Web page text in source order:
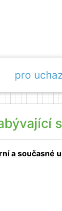
pro
a současné